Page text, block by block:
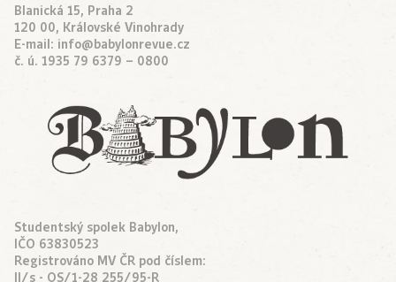
Blanická 15, Praha 2
120 00, Královské Vinohrady
E-mail: info@babylonrevue.cz
č. ú. 1935 79 6379 – 0800
Studentský spolek Babylon,
IČO 63830523
Registrováno MV ČR pod číslem:
II/s - OS/1-28 255/95-R